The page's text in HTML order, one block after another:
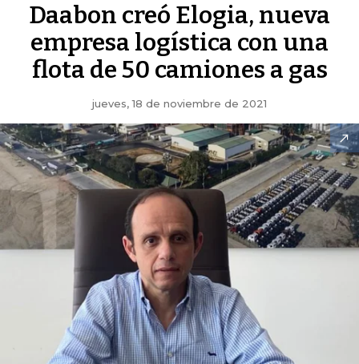
Daabon creó Elogia, nueva
empresa logística con una
flota de 50 camiones a gas
jueves, 18 de noviembre de 2021